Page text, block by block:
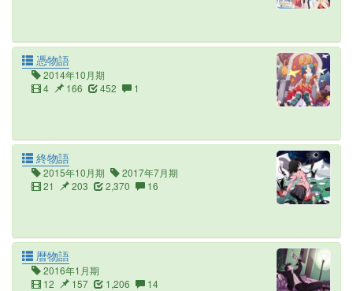
憑物語
2014年10月期
4
166 452 1
終物語
2015年10月期
2017年7月期
21
203 2,370 16
暦物語
2016年1月期
12
157 1,206 14